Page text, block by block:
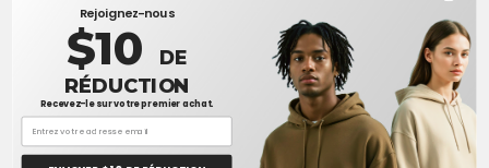
One Dundas Street West Suite 2500
Toronto, Ontario, M5G 1Z3
Ceci n'est PAS l'adresse de retour. Pour les retours, voir ici
Bureau
1300 rue Sherbrooke Ouest #400
Montreal, Quebec, H3G 1H9
Rejoignez-nous
$10 DE
RÉDUCTION
Recevez-le sur votre premier achat.